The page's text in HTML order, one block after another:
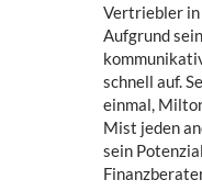
Vertriebler
Aufgrund
schnell auf.
einmal,
Mist jeden
sein